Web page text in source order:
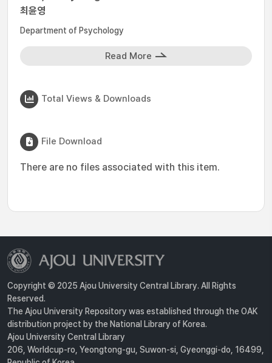
최윤영
Department of Psychology
Read More
Total Views & Downloads
File Download
There are no files associated with this item.
Copyright © 2025 Ajou University Central Library. All Rights
Reserved.
The Ajou University Repository was established through the OAK
distribution project by the National Library of Korea.
Ajou University Central Library
206, Worldcup-ro, Yeongtong-gu, Suwon-si, Gyeonggi-do, 16499,